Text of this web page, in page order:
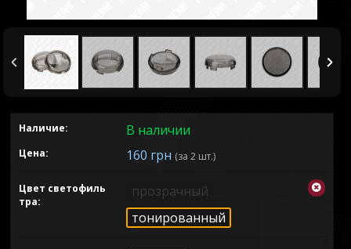
Наличие: В наличии
Цена: 160 грн (за 2 шт.)
Цвет светофиль
тра
прозрачный
тонированный